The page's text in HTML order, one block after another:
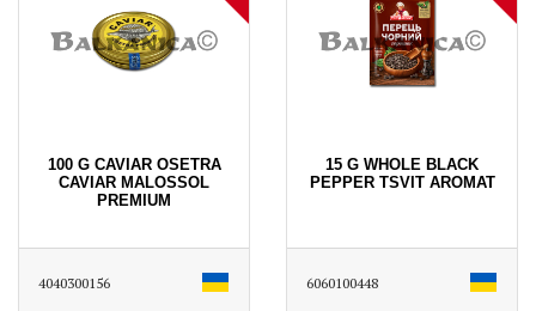
100 G CAVIAR OSETRA
CAVIAR MALOSSOL
PREMIUM
4040300156
15 G WHOLE BLACK
PEPPER TSVIT AROMAT
6060100448